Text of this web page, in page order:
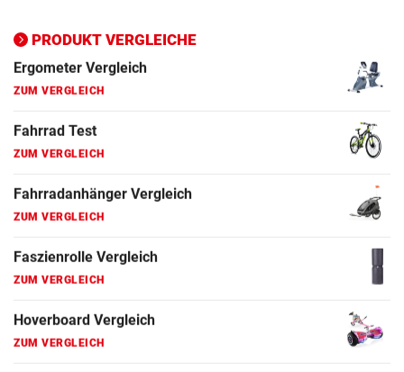
PRODUKT VERGLEICHE
ZUM VERGLEICH
Fahrrad Test
ZUM VERGLEICH
Fahrradanhänger Vergleich
ZUM VERGLEICH
Faszienrolle Vergleich
ZUM VERGLEICH
Hoverboard Vergleich
ZUM VERGLEICH
Kinderfahrrad Vergleich
ZUM VERGLEICH